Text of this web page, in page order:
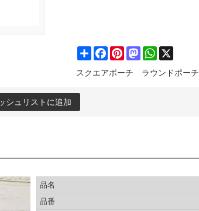
ShareFacebookPinterestMastodonWhatsApp
スクエアポーチ ラウンドポーチ
シュリストに追加
品名
品番